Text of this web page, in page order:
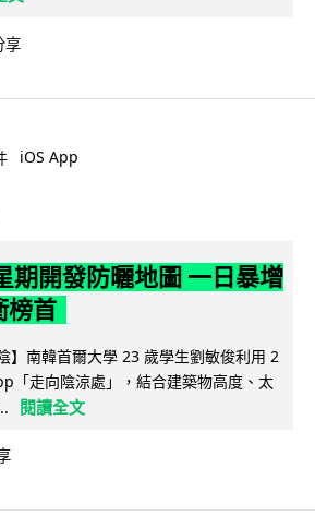
享
iOS App
期開發防曬地圖 一日暴增
榜首
】南韓首爾大學 23 歲學生劉敏俊利用 2
「走向陰涼處」，結合建築物高度、太
閱讀全文